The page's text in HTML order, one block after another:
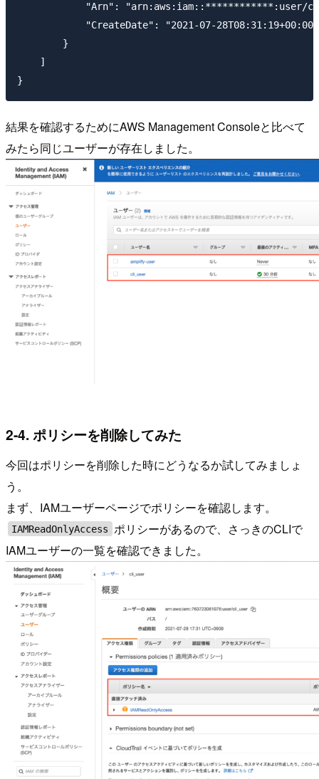
"Arn": "arn:aws:iam::************:user/
            "CreateDate": "2021-07-28T08:31:19+00:00"
        }
    ]
結果を確認するためにAWS Management Consoleと比べて
みたら同じユーザーが存在しました。
2-4. ポリシーを削除してみた
今回はポリシーを削除した時にどうなるか試してみましょ
う。
まず、IAMユーザーページでポリシーを確認します。
IAMReadOnlyAccess ポリシーがあるので、さっきのCLIで
IAMユーザーの一覧を確認できました。